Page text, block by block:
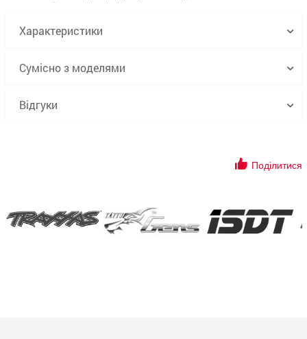
Характеристики
Сумісно з моделями
Відгуки
Поділитися